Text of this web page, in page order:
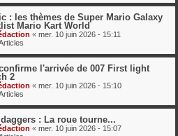
: les thèmes de Super Mario Galaxy
Mario Kart World
« mer. 10 juin 2026 - 15:11
l'arrivée de 007 First light
2
« mer. 10 juin 2026 - 15:10
: La roue tourne...
« mer. 10 juin 2026 - 15:07